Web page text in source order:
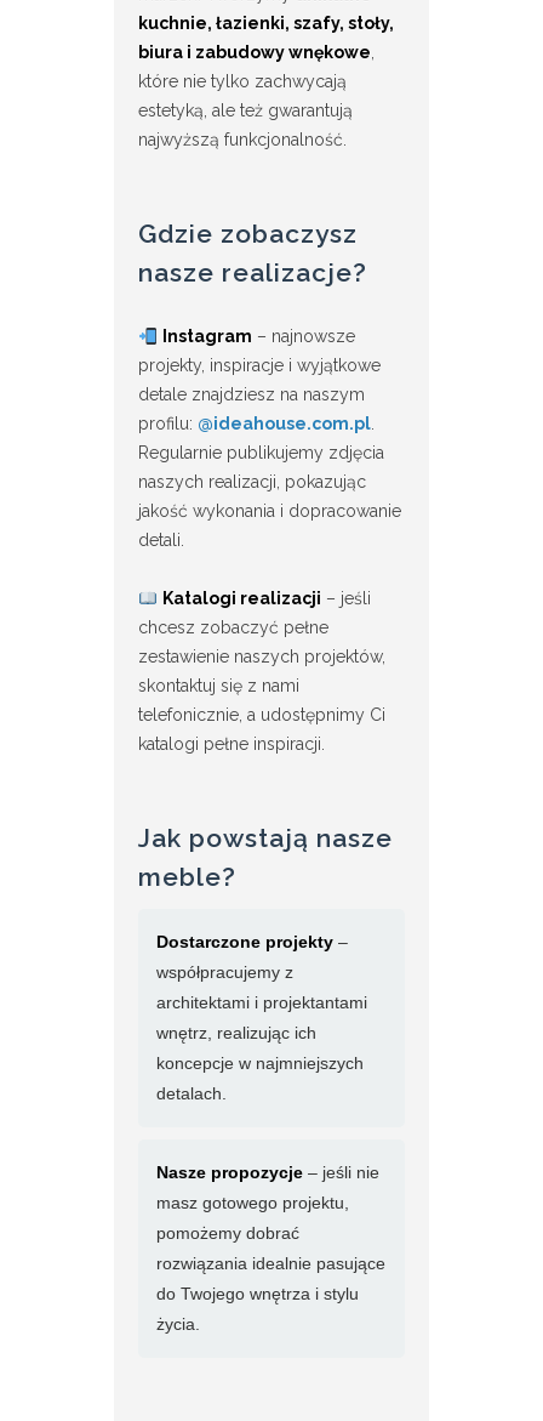
kuchnie, łazienki, szafy, stoły,
biura i zabudowy wnękowe,
które nie tylko zachwycają
estetyką, ale też gwarantują
najwyższą funkcjonalność.
Gdzie zobaczysz
nasze realizacje?
Instagram – najnowsze
projekty, inspiracje i wyjątkowe
detale znajdziesz na naszym
profilu: @ideahouse.com.pl.
Regularnie publikujemy zdjęcia
naszych realizacji, pokazując
jakość wykonania i dopracowanie
detali.
Katalogi realizacji – jeśli
chcesz zobaczyć pełne
zestawienie naszych projektów,
skontaktuj się z nami
telefonicznie, a udostępnimy Ci
katalogi pełne inspiracji.
Jak powstają nasze
meble?
Dostarczone projekty –
współpracujemy z
architektami i projektantami
wnętrz, realizując ich
koncepcje w najmniejszych
detalach.
Nasze propozycje – jeśli nie
masz gotowego projektu,
pomożemy dobrać
rozwiązania idealnie pasujące
do Twojego wnętrza i stylu
życia.